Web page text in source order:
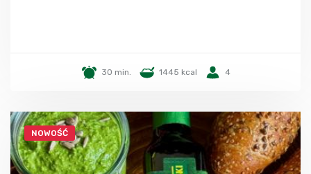
30 min. 1445 kcal 4
NOWOŚĆ